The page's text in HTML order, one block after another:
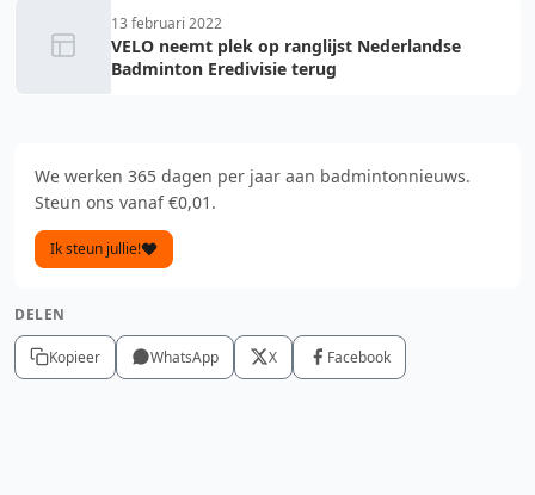
13 februari 2022
VELO neemt plek op ranglijst Nederlandse
Badminton Eredivisie terug
We werken 365 dagen per jaar aan badmintonnieuws.
Steun ons vanaf €0,01.
Ik steun jullie!
DELEN
Kopieer WhatsApp X Facebook